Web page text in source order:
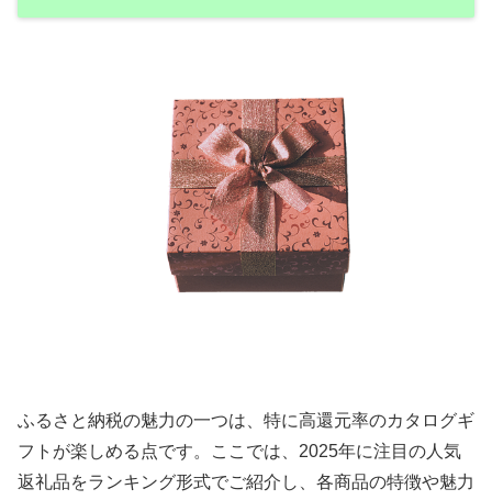
ふるさと納税の魅力の一つは、特に高還元率のカタログギ
フトが楽しめる点です。ここでは、2025年に注目の人気
返礼品をランキング形式でご紹介し、各商品の特徴や魅力